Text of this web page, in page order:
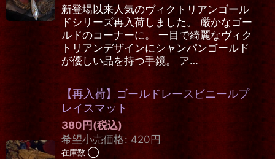
新登場以来人気のヴィクトリアンゴール
ドシリーズ再入荷しました。 厳かなゴー
ルドのコーナーに。 一目で綺麗なヴィク
トリアンデザインにシャンパンゴールド
が優しい品を持つ手鏡。 ア…
【再入荷】ゴールドレースビニールプ
レイスマット
380 円 (税込)
希望小売価格: 420 円
在庫数 ◯